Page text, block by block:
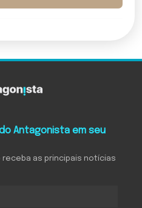
Antagonista em seu
as principais notícias